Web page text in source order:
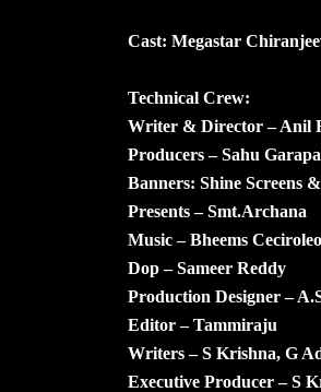
Cast: Megastar
Technical Crew:
Writer & Director – Anil
Producers – Sahu
Banners: Shine Screens
Presents – Smt.Archana
Music – Bheems Ceciroleo
Dop – Sameer Reddy
Production Designer –
Editor – Tammiraju
Writers – S Krishna, G
Executive Producer – S